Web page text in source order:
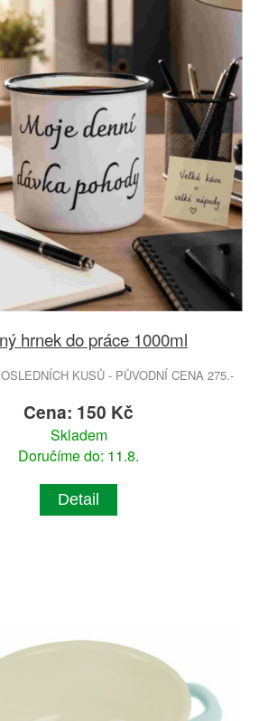
hrnek do práce 1000ml
KUSŮ - PŮVODNÍ CENA 275.-
Cena: 150 Kč
Skladem
Doručíme do: 11.8.
Detail